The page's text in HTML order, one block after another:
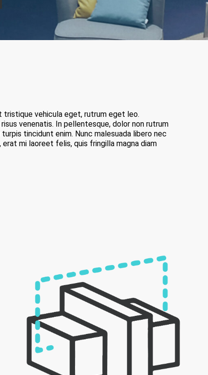
tristique vehicula eget, rutrum eget leo.
venenatis. In pellentesque, dolor non rutrum
tincidunt enim. Nunc malesuada libero nec
mi laoreet felis, quis fringilla magna diam